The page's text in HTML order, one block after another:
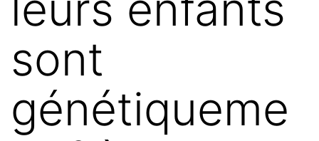
sont
génétiqueme